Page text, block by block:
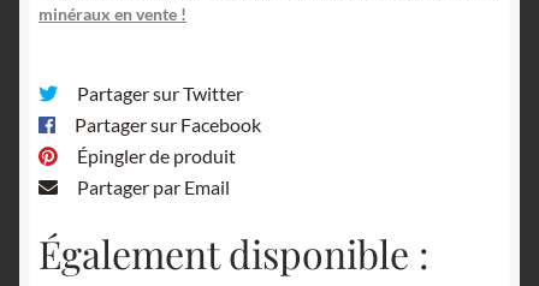
minéraux en vente !
Partager sur Twitter
Partager sur Facebook
Épingler de produit
Partager par Email
Également disponible :